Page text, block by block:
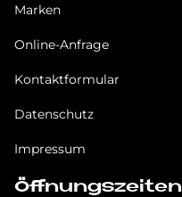
Marken
Online-Anfrage
Kontaktformular
Datenschutz
Impressum
Öffnungszeiten